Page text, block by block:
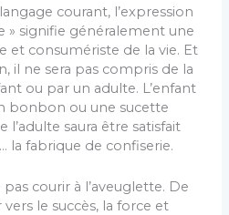
courant, l’expression
» signifie généralement une
et consumériste de la vie. Et
il ne sera pas compris de la
ou par un adulte. L’enfant
bonbon ou une sucette
l’adulte saura être satisfait
la fabrique de confiserie.
courir à l’aveuglette. De
le succès, la force et